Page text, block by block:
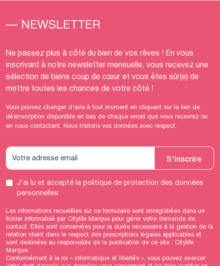
— NEWSLETTER
Ne passez plus à côté du bien de vos rêves ! En vous
inscrivant à notre newsletter mensuelle, vous recevez une
sélection de biens coup de cœur et vous êtes sûr(e) de
mettre toutes les chances de votre côté !
Vous pouvez changer d'avis à tout moment en cliquant sur le lien de
désinscription disponible en bas de chaque email que vous recevrez ou
en nous contactant. Nous traitons vos données avec respect.
S'inscrire
J'ai lu et acceptéla politique de protection des données
personnelles
Les informations recueillies sur ce formulaire sont enregistrées dans un
fichier informatisé par Citylife Marque pour gérer votre demande de
contact. Elles sont conservées pour la durée nécessaire à la gestion de la
relation client dans le respect des prescriptions légales applicables et
sont destinées au responsable de la publication de ce site : Citylife
Marque.
Conformément à la loi « informatique et libertés », vous pouvez exercer